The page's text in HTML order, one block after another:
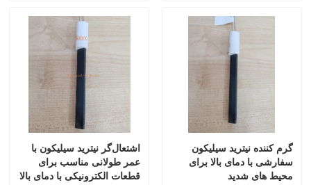
محصولات
فیلم های
گرم کننده نیترید سیلیکون
سفارشی با دمای بالا برای
محیط های شدید
اشتعال‌گر نیترید سیلیکون با
عمر طولانی مناسب برای
قطعات الکترونیکی با دمای بالا